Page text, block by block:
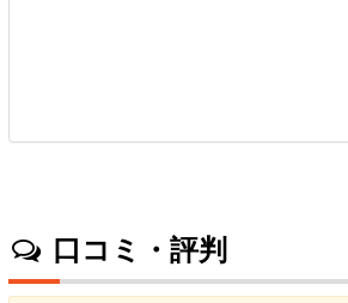
口コミ・評判